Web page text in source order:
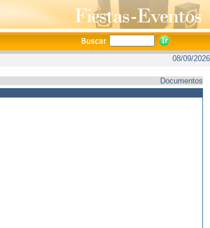
08/09/2026
Documentos